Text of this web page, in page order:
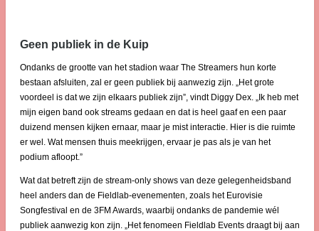
Geen publiek in de Kuip
Ondanks de grootte van het stadion waar The Streamers hun korte
bestaan afsluiten, zal er geen publiek bij aanwezig zijn. „Het grote
voordeel is dat we zijn elkaars publiek zijn”, vindt Diggy Dex. „Ik heb met
mijn eigen band ook streams gedaan en dat is heel gaaf en een paar
duizend mensen kijken ernaar, maar je mist interactie. Hier is die ruimte
er wel. Wat mensen thuis meekrijgen, ervaar je pas als je van het
podium afloopt.”
Wat dat betreft zijn de stream-only shows van deze gelegenheidsband
heel anders dan de Fieldlab-evenementen, zoals het Eurovisie
Songfestival en de 3FM Awards, waarbij ondanks de pandemie wél
publiek aanwezig kon zijn. „Het fenomeen Fieldlab Events draagt bij aan